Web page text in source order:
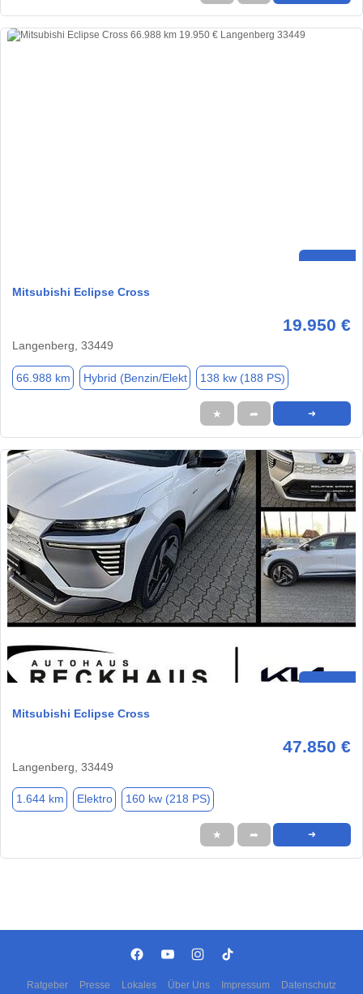
Mitsubishi Eclipse Cross
19.950 €
Langenberg, 33449
66.988 km Hybrid (Benzin/Elekt 138 kw (188 PS)
★ ➦ ➜
Mitsubishi Eclipse Cross
47.850 €
Langenberg, 33449
1.644 km Elektro 160 kw (218 PS)
★ ➦ ➜
Ratgeber Presse Lokales Über Uns Impressum Datenschutz